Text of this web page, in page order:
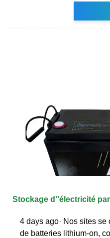
Stockage d''électricité
4 days ago· Nos sites
de batteries lithium-on,